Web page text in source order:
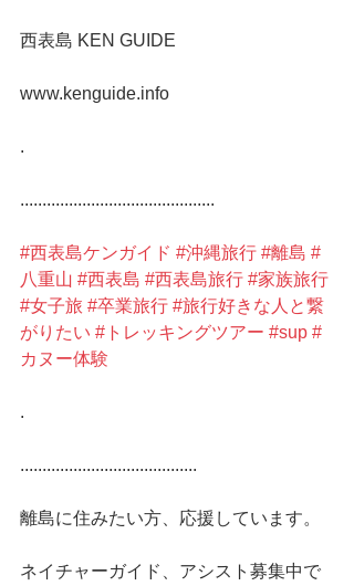
西表島 KEN GUIDE
www.kenguide.info
.
............................................
#西表島ケンガイド #沖縄旅行 #離島 #
八重山 #西表島 #西表島旅行 #家族旅行
#女子旅 #卒業旅行 #旅行好きな人と繋
がりたい #トレッキングツアー #sup #
カヌー体験
.
........................................
離島に住みたい方、応援しています。
ネイチャーガイド、アシスト募集中で